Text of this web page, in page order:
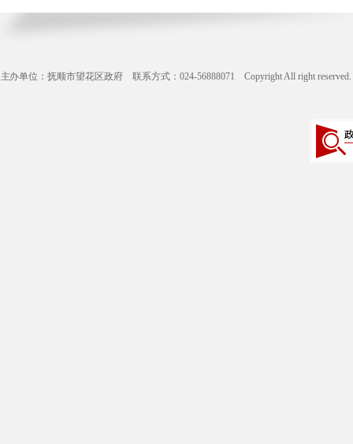
主办单位：抚顺市望花区政府 联系方式：024-56888071 Copyright All right